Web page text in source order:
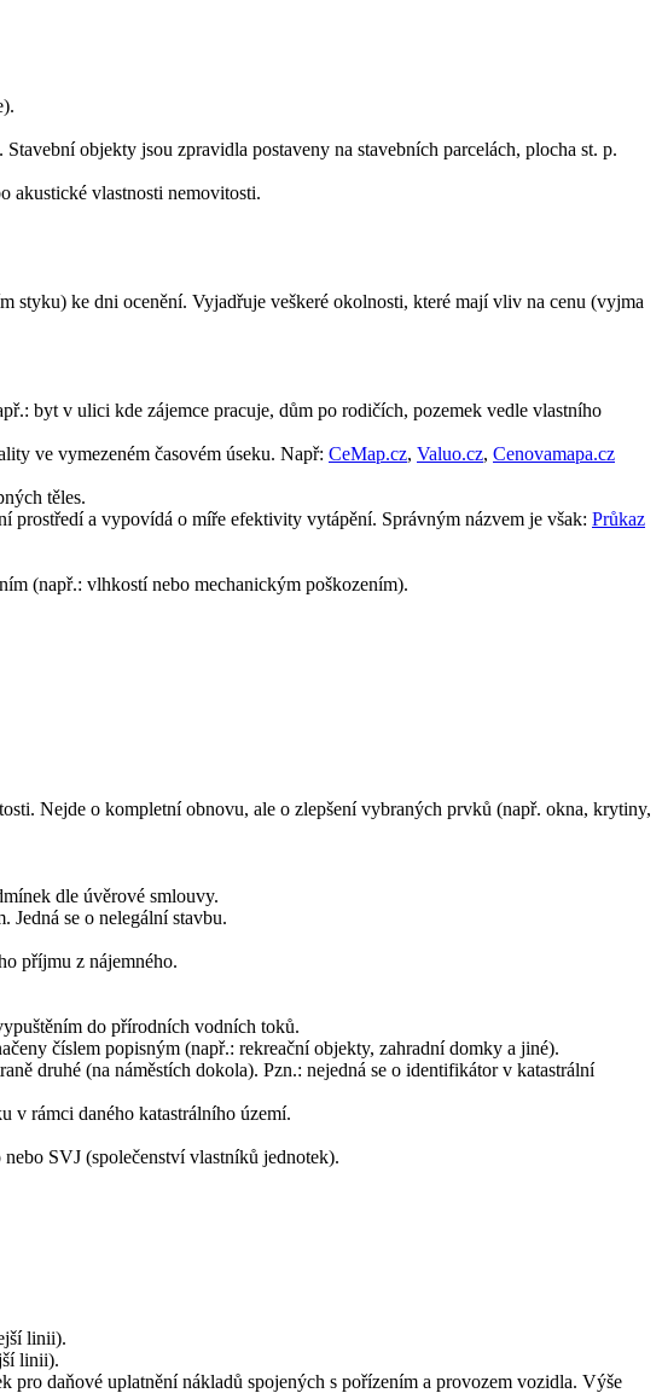
objekty jsou zpravidla postaveny na stavebních parcelách, plocha st. p.
akustické vlastnosti nemovitosti.
styku) ke dni ocenění. Vyjadřuje veškeré okolnosti, které mají vliv na cenu (vyjma
byt v ulici kde zájemce pracuje, dům po rodičích, pozemek vedle vlastního
ve vymezeném časovém úseku. Např: CeMap.cz, Valuo.cz, Cenovamapa.cz
těles.
a vypovídá o míře efektivity vytápění. Správným názvem je však: Průkaz
(např.: vlhkostí nebo mechanickým poškozením).
Nejde o kompletní obnovu, ale o zlepšení vybraných prvků (např. okna, krytiny,
dle úvěrové smlouvy.
Jedná se o nelegální stavbu.
příjmu z nájemného.
do přírodních vodních toků.
číslem popisným (např.: rekreační objekty, zahradní domky a jiné).
druhé (na náměstích dokola). Pzn.: nejedná se o identifikátor v katastrální
v rámci daného katastrálního území.
SVJ (společenství vlastníků jednotek).
linii).
linii).
daňové uplatnění nákladů spojených s pořízením a provozem vozidla. Výše